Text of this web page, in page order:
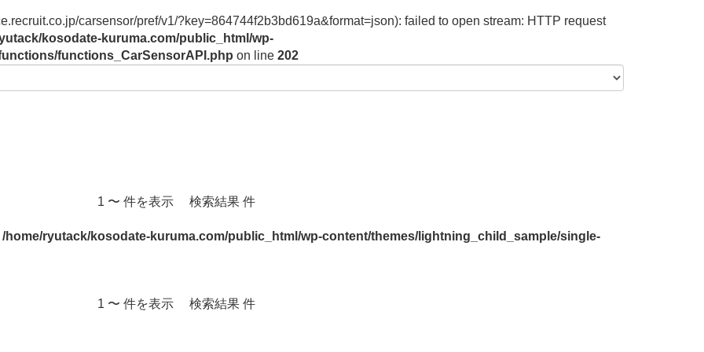
carsensor/pref/v1/?key=864744f2b3bd619a&format=json): failed to open stream: HTTP request
kosodate-kuruma.com/public_html/wp-
functions_CarSensorAPI.php on line 202
1 〜 件を表示 検索結果 件
/home/ryutack/kosodate-kuruma.com/public_html/wp-content/themes/lightning_child_sample/single-
1 〜 件を表示 検索結果 件